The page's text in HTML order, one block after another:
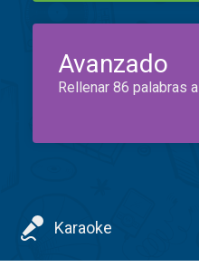
Avanzado
Rellenar 86 palabras
Karaoke